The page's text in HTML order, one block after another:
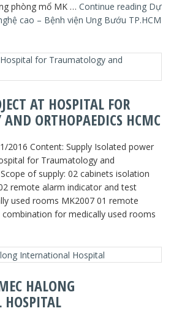
phòng mổ MK … Continue reading Dự
cao – Bệnh viện Ung Bướu TP.HCM
AT HOSPITAL FOR
ORTHOPAEDICS HCMC
2016 Content: Supply Isolated power
for Traumatology and
of supply: 02 cabinets isolation
remote alarm indicator and test
used rooms MK2007 01 remote
for medically used rooms
HALONG